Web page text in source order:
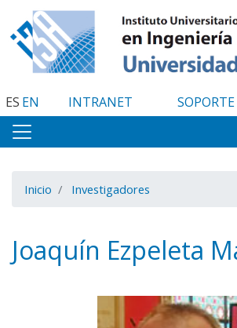
al
contenido
principal
ES EN INTRANET SOPORTE
Inicio Investigadores
Joaquín Ezpeleta